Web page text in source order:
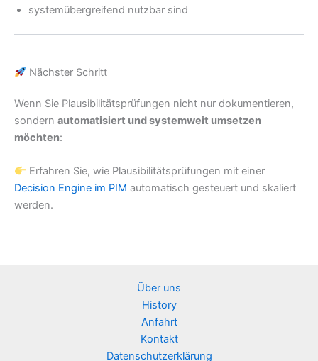
systemübergreifend nutzbar sind
Nächster Schritt
Wenn Sie Plausibilitätsprüfungen nicht nur dokumentieren,
sondern automatisiert und systemweit umsetzen
möchten:
Erfahren Sie, wie Plausibilitätsprüfungen mit einer
Decision Engine im PIM automatisch gesteuert und skaliert
werden.
Über uns
History
Anfahrt
Kontakt
Datenschutzerklärung